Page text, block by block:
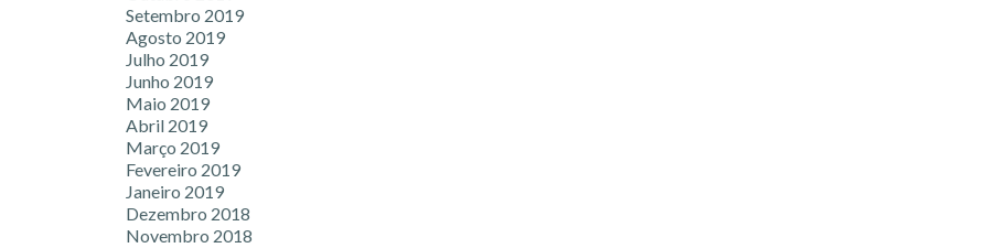
Setembro 2019
Agosto 2019
Julho 2019
Junho 2019
Maio 2019
Abril 2019
Março 2019
Fevereiro 2019
Janeiro 2019
Dezembro 2018
Novembro 2018